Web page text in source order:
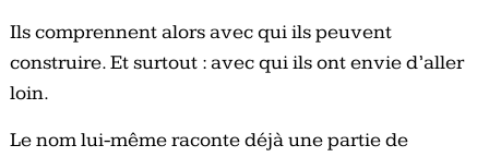
Ils comprennent alors avec qui ils peuvent
construire. Et surtout : avec qui ils ont envie d’aller
loin.
Le nom lui-même raconte déjà une partie de